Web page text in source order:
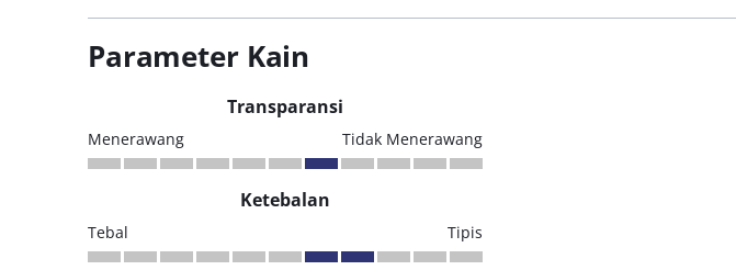
Parameter Kain
Transparansi
Menerawang Tidak Menerawang
Ketebalan
Tebal Tipis